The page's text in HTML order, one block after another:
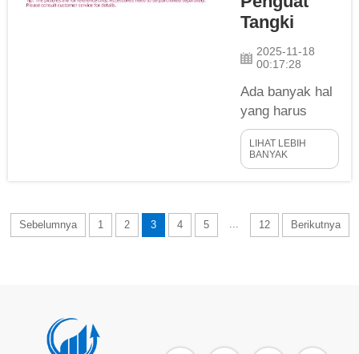
YCZX merupakan
pemimpin luar
biasa dalam
Penguat yang
dirancang tahan
lama dan melayani
kebutuhan ...
Tangki
2025-11-18
00:17:28
Ada banyak hal
yang harus
dipertimbangkan
oleh seorang
insinyur saat
digunakan
LIHAT LEBIH
BANYAK
Sebelumnya 1 2 3 4 5 ... 12 Berikutnya